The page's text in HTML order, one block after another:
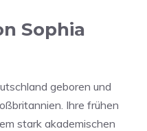
Sophia
geboren und
Ihre frühen
stark akademischen